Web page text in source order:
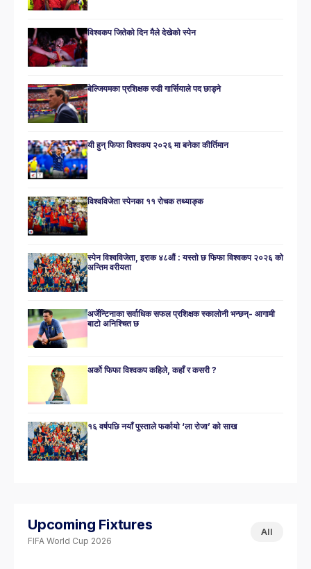
विश्वकप जितेको दिन मैले देखेको स्पेन
बेल्जियमका प्रशिक्षक रुडी गार्सियाले पद छाड्ने
यी हुन् फिफा विश्वकप २०२६ मा बनेका कीर्तिमान
विश्वविजेता स्पेनका ११ रोचक तथ्याङ्क
स्पेन विश्वविजेता, इराक ४८औं : यस्तो छ फिफा विश्वकप २०२६ को
अन्तिम वरीयता
अर्जेन्टिनाका सर्वाधिक सफल प्रशिक्षक स्कालोनी भन्छन्- आगामी
बाटो अनिश्चित छ
अर्को फिफा विश्वकप कहिले, कहाँ र कसरी ?
१६ वर्षपछि नयाँ पुस्ताले फर्कायो ‘ला रोजा’ को साख
Upcoming Fixtures
FIFA World Cup 2026
All